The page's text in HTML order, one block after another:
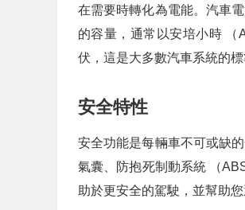
在需要時轉化為電能。汽車
的容量，通常以安培小時 （
伏，這是大多數汽車系統的標
安全特性
安全功能是每輛車不可或缺
氣囊、防抱死制動系統 （
助於更安全的駕駛，並幫助